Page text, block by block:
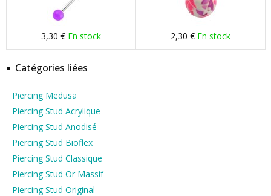
3,30 € En stock 2,30 € En stock
Catégories liées
Piercing Medusa
Piercing Stud Acrylique
Piercing Stud Anodisé
Piercing Stud Bioflex
Piercing Stud Classique
Piercing Stud Or Massif
Piercing Stud Original